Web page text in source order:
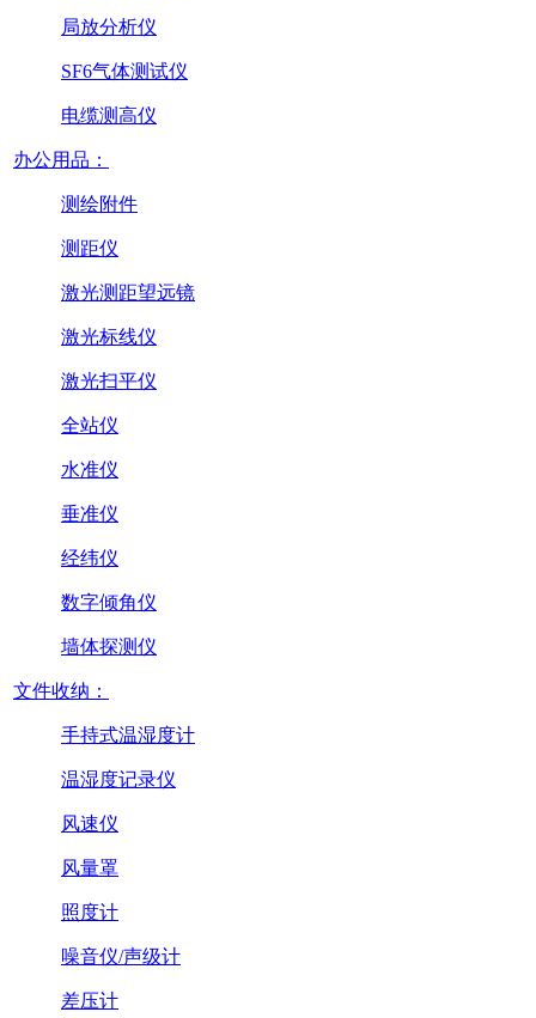
局放分析仪
SF6气体测试仪
电缆测高仪
办公用品：
测绘附件
测距仪
激光测距望远镜
激光标线仪
激光扫平仪
全站仪
水准仪
垂准仪
经纬仪
数字倾角仪
墙体探测仪
文件收纳：
手持式温湿度计
温湿度记录仪
风速仪
风量罩
照度计
噪音仪/声级计
差压计